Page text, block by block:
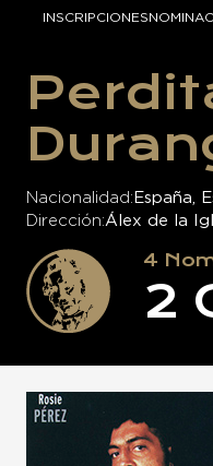
INSCRIPCIONES
Nacionalidad España,
Dirección Álex de la
4
2